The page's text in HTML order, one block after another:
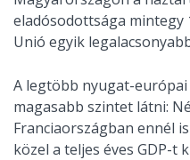
eladósodottsága mintegy
Unió egyik
A legtöbb nyugat-
magasabb szintet látni:
Franciaországban ennél
közel a teljes éves GDP-t